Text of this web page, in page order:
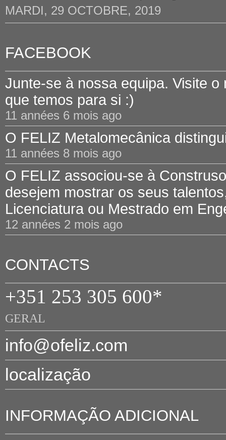
MARDI, 29 OCTOBRE, 2019
FACEBOOK
Junte-se à nossa equipa. Visite
que temos para si :)
11 années 6 mois ago
O FELIZ Metalomecânica
11 années 8 mois ago
O FELIZ associou-se à
desejem mostrar os seus
Licenciatura ou Mestrado em
12 années 2 mois ago
CONTACTS
+351 253 305 600*
GERAL
info@ofeliz.com
localização
INFORMAÇÃO ADICIONAL